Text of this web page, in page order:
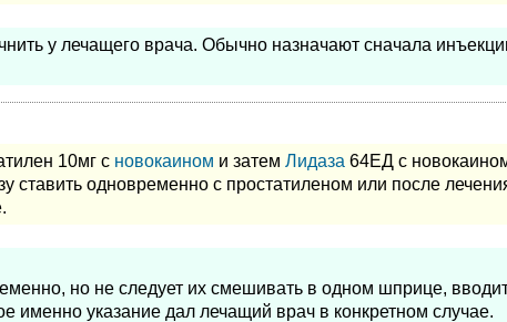
у лечащего врача. Обычно назначают сначала
10мг с новокаином и затем Лидаза 64ЕД с
ставить одновременно с простатиленом или после
но не следует их смешивать в одном шприце,
именно указание дал лечащий врач в конкретном случае.